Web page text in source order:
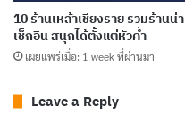
10 ร้านเห
การนั่งยาว
10 ร้านเหล้าเชียงราย รวมร้านน่า
เช็กอิน สนุกได้ตั้งแต่หัวค่ำ
เผยแพร่เมื่อ: 1 week ที่ผ่านมา
Leave a Reply